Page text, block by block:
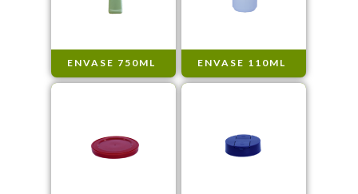
ENVASE 750ML ENVASE 110ML